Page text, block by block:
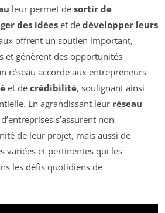
leur permet de sortir de
des idées et de développer leurs
offrent un soutien important,
et génèrent des opportunités
réseau accorde aux entrepreneurs
et de crédibilité, soulignant ainsi
En agrandissant leur réseau
s’assurent non
de leur projet, mais aussi de
variées et pertinentes qui les
les défis quotidiens de